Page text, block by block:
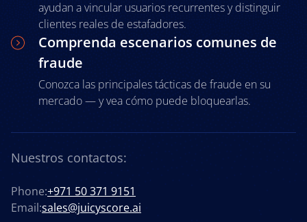
ayudan a vincular usuarios recurrentes y distinguir
clientes reales de estafadores.
Comprenda escenarios comunes de
fraude
Conozca las principales tácticas de fraude en su
mercado — y vea cómo puede bloquearlas.
Nuestros contactos:
Phone:+971 50 371 9151
Email:sales@juicyscore.ai